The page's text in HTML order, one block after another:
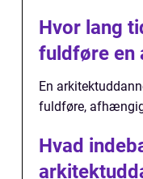
Hvor lang
fuldføre en
En
fuldføre,
Hvad